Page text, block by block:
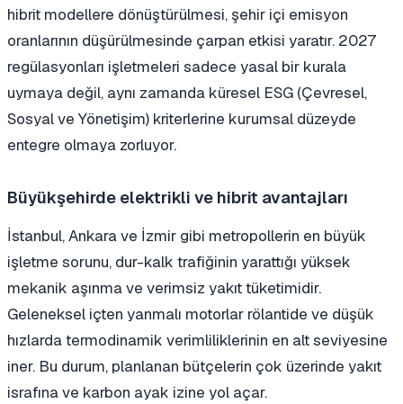
hibrit modellere dönüştürülmesi, şehir içi emisyon
oranlarının düşürülmesinde çarpan etkisi yaratır. 2027
regülasyonları işletmeleri sadece yasal bir kurala
uymaya değil, aynı zamanda küresel ESG (Çevresel,
Sosyal ve Yönetişim) kriterlerine kurumsal düzeyde
entegre olmaya zorluyor.
Büyükşehirde elektrikli ve hibrit avantajları
İstanbul, Ankara ve İzmir gibi metropollerin en büyük
işletme sorunu, dur-kalk trafiğinin yarattığı yüksek
mekanik aşınma ve verimsiz yakıt tüketimidir.
Geleneksel içten yanmalı motorlar rölantide ve düşük
hızlarda termodinamik verimliliklerinin en alt seviyesine
iner. Bu durum, planlanan bütçelerin çok üzerinde yakıt
israfına ve karbon ayak izine yol açar.